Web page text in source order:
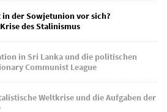
in der Sowjetunion vor sich?
des Stalinismus
in Sri Lanka und die politischen
Communist League
Weltkrise und die Aufgaben der